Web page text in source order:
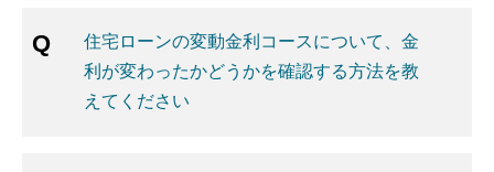
住宅ローンの変動金利コースについて、金
利が変わったかどうかを確認する方法を教
えてください